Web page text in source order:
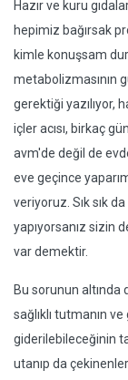
Hazır ve kuru
hepimiz bağırsak
kimle konuşsam
metabolizmasının
gerektiği yazılıyor,
içler acısı, birkaç
avm'de değil de
eve geçince
veriyoruz. Sık sık
yapıyorsanız sizin
var demektir.
Bu sorunun
sağlıklı tutmanın ve
giderilebileceğinin
utanıp da